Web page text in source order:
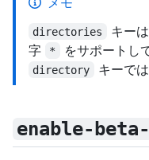
directories
キー
字
* をサポートし
directory キーで
enable-